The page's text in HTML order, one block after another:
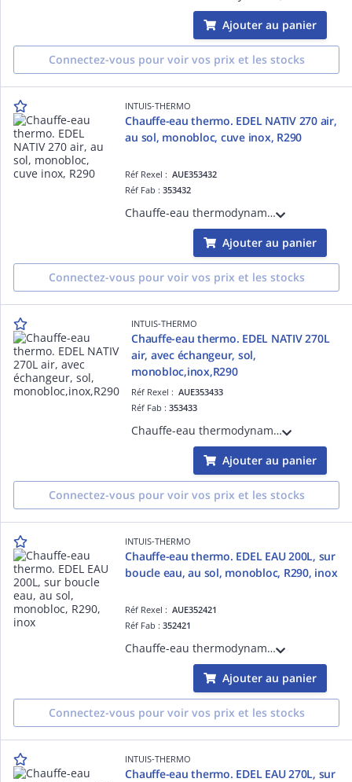
Ajouter au panier
Connectez-vous pour voir vos prix et les stocks
INTUIS-THERMO
Chauffe-eau thermo. EDEL NATIV 270 air,
au sol, monobloc, cuve inox, R290
Réf Rexel :AUE353432
Réf Fab :353432
Chauffe-eau thermodynamique EDEL NATIV 270 air - sur air, 270L, installation sol, monobloc, R290 sans HFC, cuve inox, sur air ambiant ou air extérieur par gaines D= 160 mm, appoint électrique 1,2 kW intégré
Ajouter au panier
Connectez-vous pour voir vos prix et les stocks
INTUIS-THERMO
Chauffe-eau thermo. EDEL NATIV 270L
air, avec échangeur, sol,
monobloc,inox,R290
Réf Rexel : AUE353433
Réf Fab : 353433
Chauffe-eau thermodynamique EDEL NATIV 270 air avec échangeur, sur air, 270L, sol, monobloc, R290, cuve inox, éch. intégré raccordt appoint chaudière, sur air ambiant ou air extérieur par gaines D= 160 mm, appoint élec 1,2 kW intégré
Ajouter au panier
Connectez-vous pour voir vos prix et les stocks
INTUIS-THERMO
Chauffe-eau thermo. EDEL EAU 200L, sur
boucle eau, au sol, monobloc, R290, inox
Réf Rexel :AUE352421
Réf Fab :352421
Chauffe-eau thermodynamique EDEL 200 eau, sur boucle d'eau, RCU, ou retour plancher chauffant, 200L, mural, monobloc, R290 sans HFC, cuve inox, livré avec module de dérivation pour raccordt plancher, appoint électrique 1,2 kW intégré
Ajouter au panier
Connectez-vous pour voir vos prix et les stocks
INTUIS-THERMO
Chauffe-eau thermo. EDEL EAU 270L, sur